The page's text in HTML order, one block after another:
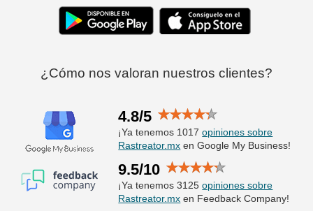
¿Cómo nos valoran nuestros clientes?
4.8/5
¡Ya tenemos 1017opiniones sobre
Rastreator.mx en Google My Business!
9.5/10
¡Ya tenemos 3125opiniones sobre
Rastreator.mx en Feedback Company!